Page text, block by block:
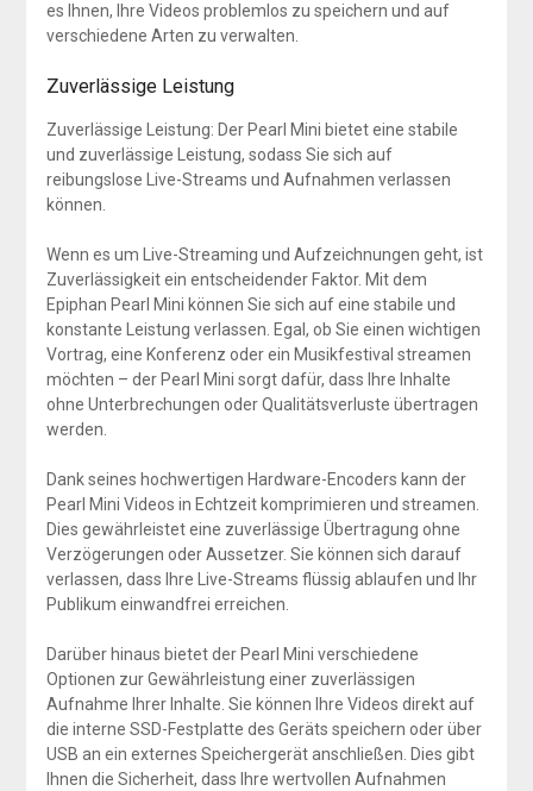
es Ihnen, Ihre Videos problemlos zu speichern und auf
verschiedene Arten zu verwalten.
Zuverlässige Leistung
Zuverlässige Leistung: Der Pearl Mini bietet eine stabile
und zuverlässige Leistung, sodass Sie sich auf
reibungslose Live-Streams und Aufnahmen verlassen
können.
Wenn es um Live-Streaming und Aufzeichnungen geht, ist
Zuverlässigkeit ein entscheidender Faktor. Mit dem
Epiphan Pearl Mini können Sie sich auf eine stabile und
konstante Leistung verlassen. Egal, ob Sie einen wichtigen
Vortrag, eine Konferenz oder ein Musikfestival streamen
möchten – der Pearl Mini sorgt dafür, dass Ihre Inhalte
ohne Unterbrechungen oder Qualitätsverluste übertragen
werden.
Dank seines hochwertigen Hardware-Encoders kann der
Pearl Mini Videos in Echtzeit komprimieren und streamen.
Dies gewährleistet eine zuverlässige Übertragung ohne
Verzögerungen oder Aussetzer. Sie können sich darauf
verlassen, dass Ihre Live-Streams flüssig ablaufen und Ihr
Publikum einwandfrei erreichen.
Darüber hinaus bietet der Pearl Mini verschiedene
Optionen zur Gewährleistung einer zuverlässigen
Aufnahme Ihrer Inhalte. Sie können Ihre Videos direkt auf
die interne SSD-Festplatte des Geräts speichern oder über
USB an ein externes Speichergerät anschließen. Dies gibt
Ihnen die Sicherheit, dass Ihre wertvollen Aufnahmen